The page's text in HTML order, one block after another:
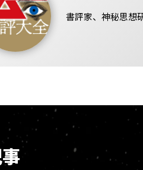
書評家、神秘思想